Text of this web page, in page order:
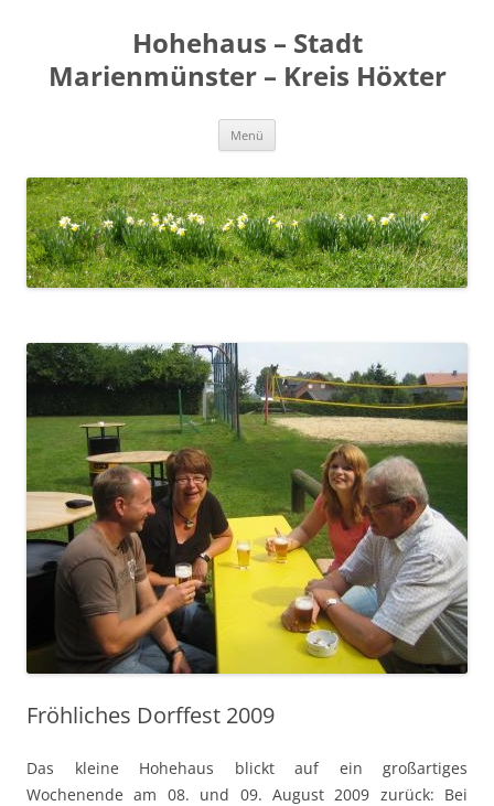
Hohehaus – Stadt
Marienmünster – Kreis Höxter
Menü
Fröhliches Dorffest 2009
Das kleine Hohehaus blickt auf ein großartiges
Wochenende am 08. und 09. August 2009 zurück: Bei